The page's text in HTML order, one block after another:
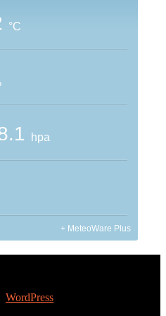
WordPress